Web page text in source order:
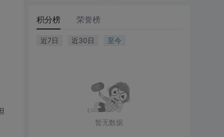
积分榜 荣誉榜
近7日 近30日 至今
暂无数据